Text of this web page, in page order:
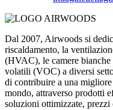
Dal 2007, Airwoods si
riscaldamento, la
(HVAC), le camere
volatili (VOC) a diversi
di contribuire a una
mondo, attraverso prodotti
soluzioni ottimizzate,